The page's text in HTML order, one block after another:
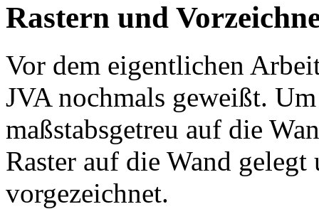
Rastern und
Vor dem eigentlichen
JVA nochmals geweißt.
maßstabsgetreu auf die
Raster auf die Wand
vorgezeichnet.